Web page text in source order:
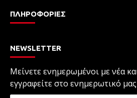
ΠΛΗΡΟΦΟΡΙΕΣ
NEWSLETTER
Μείνετε ενημερωμένοι με νέα
εγγραφείτε στο ενημερωτικό